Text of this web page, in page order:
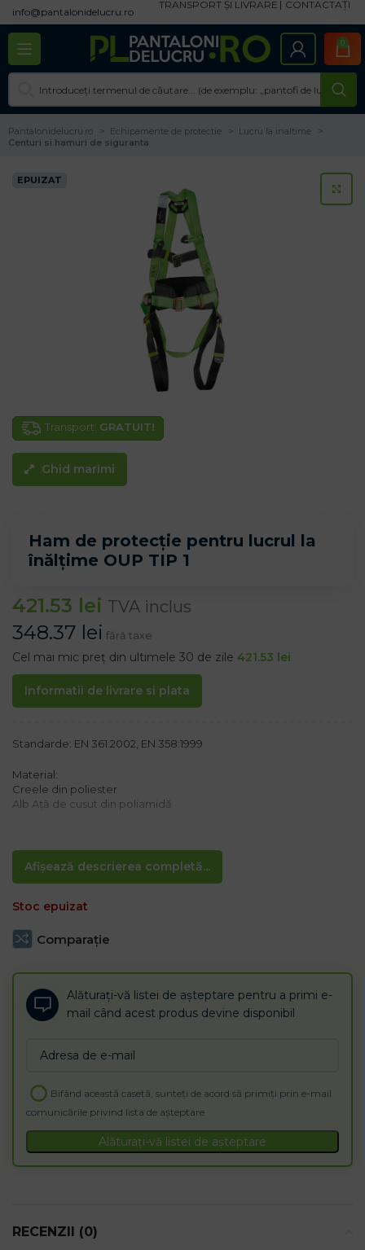
info@pantalonidelucru.ro
TRANSPORT ȘI LIVRARE CONTACTAȚI
0
Pantalonidelucru.ro Echipamente de protectie
Lucru la inaltime
Centuri si hamuri de siguranta
EPUIZAT
Ham de protecție pentru lucrul la
înălțime OUP TIP 1
Transport: GRATUIT!
421.53 lei TVA inclus
348.37 lei fără taxe
Cel mai mic preț din ultimele 30 de zile 421.53 lei
Informatii de livrare si plata
Afișează descrierea completă...
Standarde: EN 361:2002, EN 358:1999
Material:
Creele din poliester
Alb Ață de cusut din poliamidă
– punct de atașare „D” din spate + două bucle textile frontale
pentru atașare
– două inele înclinate pe laterale pentru control
– Centura în zona superioară a coapsei
– Ață de cusut cu rezistență ridicată la tracțiune
Ghid marimi
Stoc epuizat
Comparaţie
Alăturați-vă listei de așteptare pentru a primi e-
mail când acest produs devine disponibil
Bifând această casetă, sunteți de acord să primiți prin e-mail
comunicările privind lista de așteptare
your
email
address
to
join
the
waitlist
product
Alăturați-vă listei de așteptare
RECENZII (0)